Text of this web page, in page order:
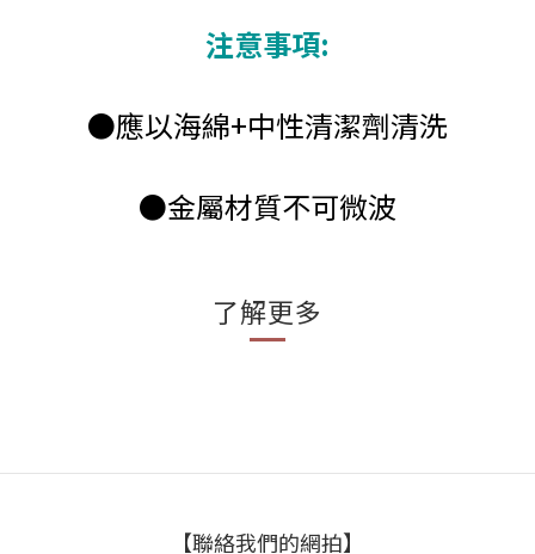
注意事項:
●應以海綿+中性清潔劑清洗
●金屬材質不可微波
了解更多
【聯絡我們的網拍】